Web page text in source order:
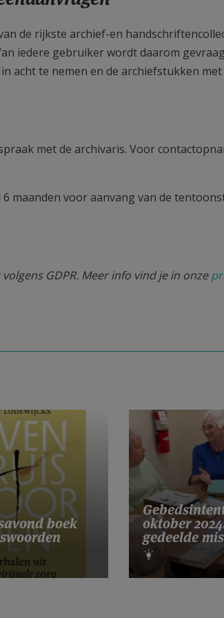
de rijkste archief-en
iedere gebruiker wordt daarom
acht te nemen en de archiefstukken
met de archivaris. Voor
maanden voor aanvang van de
GDPR. Meer info vind je in onze
boek oktober
gedeelde